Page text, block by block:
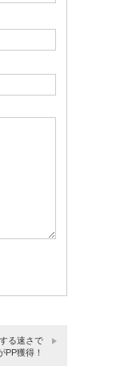
る速さで
PP獲得！